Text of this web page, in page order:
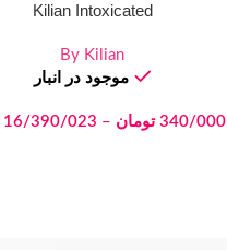
Kilian Intoxicated
By Kilian
موجود در انبار
340/000 تومان –
16/390/023